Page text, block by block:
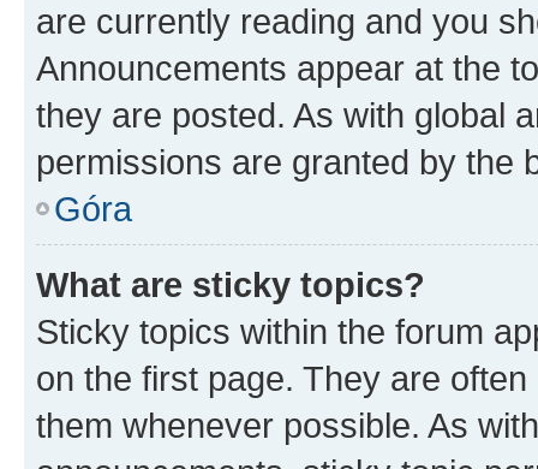
are currently reading and you
Announcements appear at the
they are posted. As with global
permissions are granted by the
Góra
What are sticky topics?
Sticky topics within the forum
on the first page. They are
them whenever possible. As